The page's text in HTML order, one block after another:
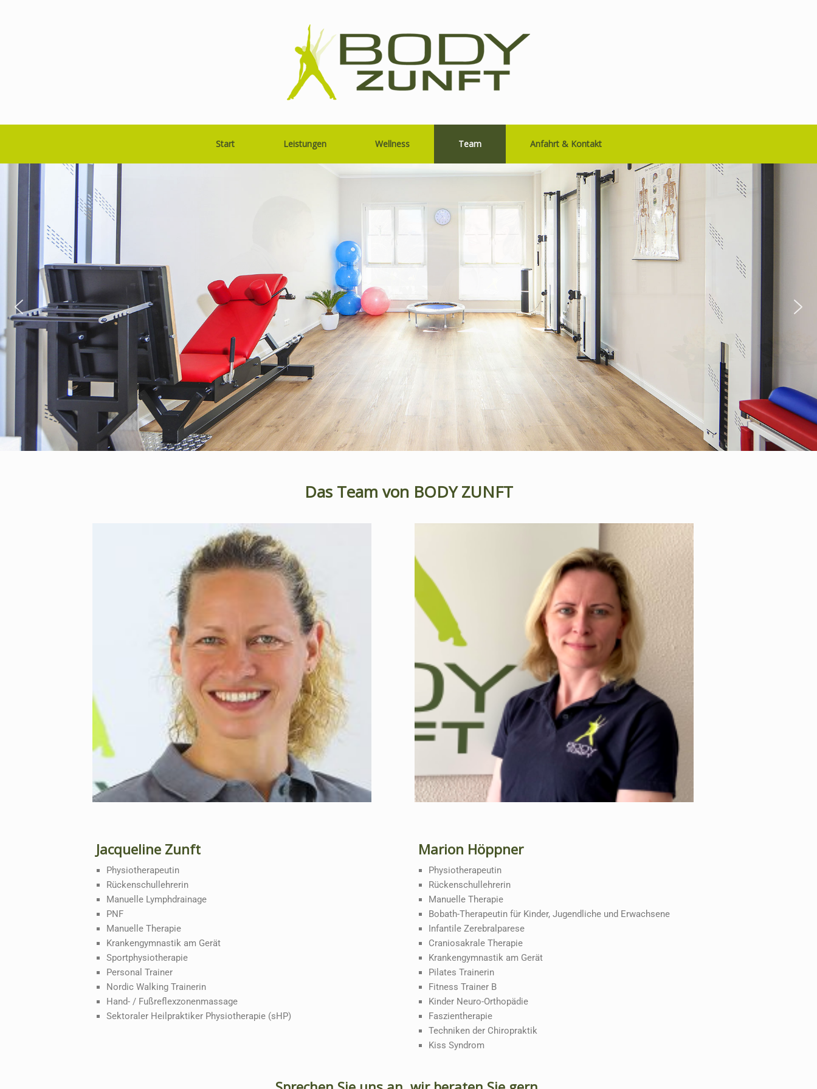
Start Leistungen Wellness Team Anfahrt & Kontakt
Das Team von BODY ZUNFT
Jacqueline Zunft
Physiotherapeutin
Rückenschullehrerin
Manuelle Lymphdrainage
PNF
Manuelle Therapie
Krankengymnastik am Gerät
Sportphysiotherapie
Personal Trainer
Nordic Walking Trainerin
Hand- / Fußreflexzonenmassage
Sektoraler Heilpraktiker Physiotherapie (sHP)
Marion Höppner
Physiotherapeutin
Rückenschullehrerin
Manuelle Therapie
Bobath-Therapeutin für Kinder, Jugendliche und Erwachsene
Infantile Zerebralparese
Craniosakrale Therapie
Krankengymnastik am Gerät
Pilates Trainerin
Fitness Trainer B
Kinder Neuro-Orthopädie
Faszientherapie
Techniken der Chiropraktik
Kiss Syndrom